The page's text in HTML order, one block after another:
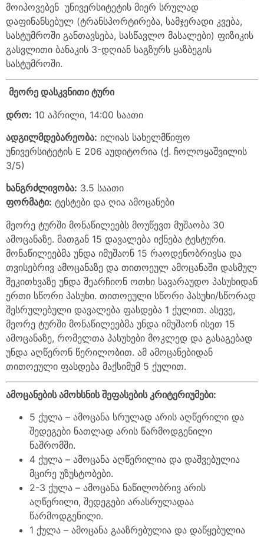
მოიპოვებენ უნივერსიტეტის მიერ სრულად
დაფინანსებულ (ტრანსპორტირება, სამჯერადი კვება,
სასტუმროში განთავსება, სასწავლო მასალები) ფიზიკის
გასვლითი ბანაკის 3-დღიან საგზურს ყაზბეგის
სასტუმროში.
მეორე დასკვნითი ტური
დრო: 10 აპრილი, 14:00 საათი
ადგილმდებარეობა: ილიას სახელმწიფო
უნივერსიტეტის E 206 აუდიტორია (ქ. ჩოლოყაშვილის
3/5)
ხანგრძლივობა: 3.5 საათი
ფორმატი: ტესტები და ღია ამოცანები
მეორე ტურში მონაწილეებს მოუწევთ მუშაობა 30
ამოცანაზე. მათგან 15 დავალება იქნება ტესტური.
მონაწილეებმა უნდა იმუშაონ 15 რაოდენობრივსა და
თვისებრივ ამოცანაზე და თითოეულ ამოცანაში დასმულ
შეკითხვაზე უნდა შეარჩიონ ოთხი სავარაუდო პასუხიდან
ერთი სწორი პასუხი. თითოეული სწორი პასუხი/სწორად
შესრულებული დავალება ფასდება 1 ქულით. ასევე,
მეორე ტურში მონაწილეებმა უნდა იმუშაონ ისეთ 15
ამოცანაზე, რომელთა პასუხები მოკლედ და გასაგებად
უნდა აღწერონ წერილობით. ამ ამოცანებიდან
თითოეული ფასდება მაქსიმუმ 5 ქულით.
ამოცანების ამოხსნის შეფასების კრიტერიუმები:
5 ქულა – ამოცანა სრულად არის აღწერილი და
შედეგები ნათლად არის წარმოდგენილი
ნაშრომში.
4 ქულა – ამოცანა აღწერილია და დაშვებულია
მცირე უზუსტობები.
2-3 ქულა – ამოცანა ნაწილობრივ არის
აღწერილი, შედეგები არასრულადაა
წარმოდგენილი.
1 ქულა – ამოცანა გააზრებულია და დაწყებულია